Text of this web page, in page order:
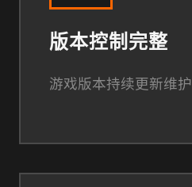
版本控制完整
游戏版本持续更新维护